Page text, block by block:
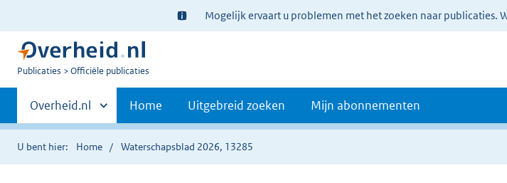
Ter
informatie:
Mogelijk ervaart u problemen met het zoeken naar publicaties.
U
Publicaties Officiële publicaties
Primaire
navigatie
Andere
sites
binnen
Overheid.nl Home Uitgebreid zoeken Mijn abonnementen
U bent hier: Home Waterschapsblad 2026, 13285